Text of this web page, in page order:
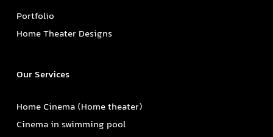
Portfolio
Home Theater Designs
Our Services
Home Cinema (Home theater)
Cinema in swimming pool